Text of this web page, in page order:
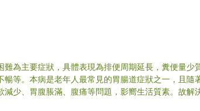
難為主要症狀，具體表現為排便周期延長，糞便量少
暢等。本病是老年人最常見的胃腸道症狀之一，且隨
減少、胃腹脹滿、腹痛等問題，影嚮生活質素。故解